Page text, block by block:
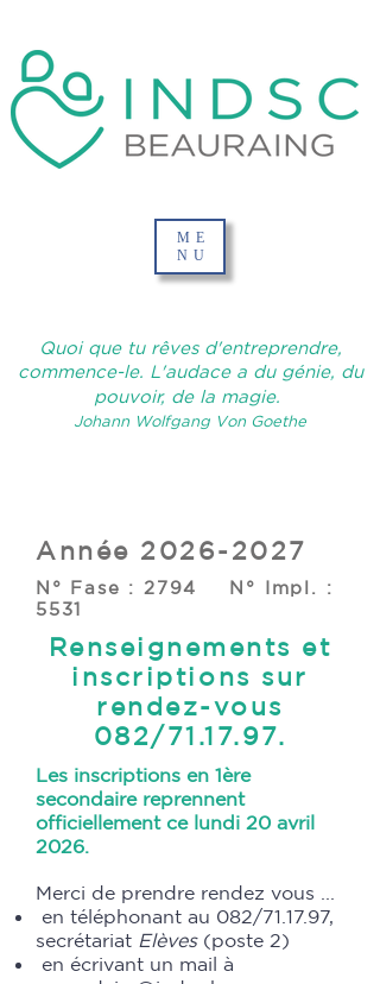
ME
NU
Quoi que tu rêves d'entreprendre,
commence-le. L'audace a du génie, du
pouvoir, de la magie.
Johann Wolfgang Von Goethe
Année 2026-2027
N° Fase : 2794 N° Impl. :
5531
Renseignements et
inscriptions sur
rendez-vous
082/71.17.97.
Les inscriptions en 1ère
secondaire reprennent
officiellement ce lundi 20 avril
2026.
Merci de prendre rendez vous ​...
en téléphonant au 082/71.17.97,
secrétariat Elèves(poste 2)
en écrivant un mail à